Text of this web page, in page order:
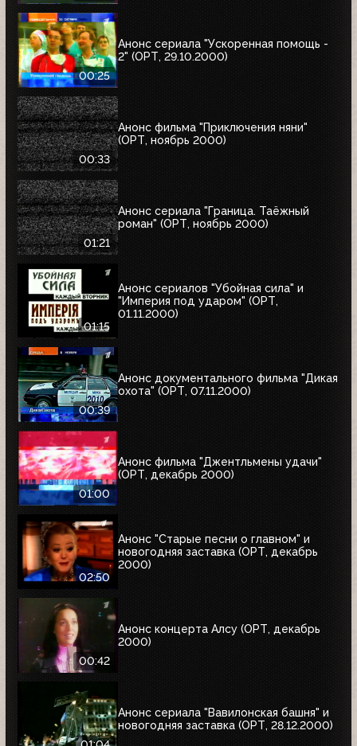
00:25
Анонс сериала "Ускоренная помощь -
2" (ОРТ, 29.10.2000)
00:33
Анонс фильма "Приключения няни"
(ОРТ, ноябрь 2000)
01:21
Анонс сериала "Граница. Таёжный
роман" (ОРТ, ноябрь 2000)
01:15
Анонс сериалов "Убойная сила" и
"Империя под ударом" (ОРТ,
01.11.2000)
00:39
Анонс документального фильма "Дикая
охота" (ОРТ, 07.11.2000)
01:00
Анонс фильма "Джентльмены удачи"
(ОРТ, декабрь 2000)
02:50
Анонс "Старые песни о главном" и
новогодняя заставка (ОРТ, декабрь
2000)
00:42
Анонс концерта Алсу (ОРТ, декабрь
2000)
Анонс сериала "Вавилонская башня" и
новогодняя заставка (ОРТ, 28.12.2000)